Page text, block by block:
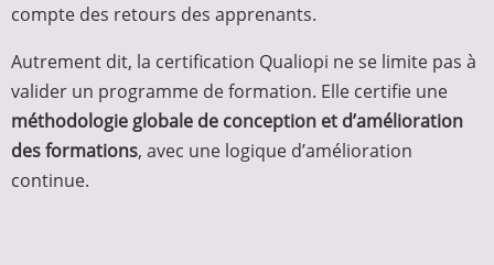
compte des retours des apprenants.
Autrement dit, la certification Qualiopi ne se limite pas à
valider un programme de formation. Elle certifie une
méthodologie globale de conception et d’amélioration
des formations, avec une logique d’amélioration
continue.